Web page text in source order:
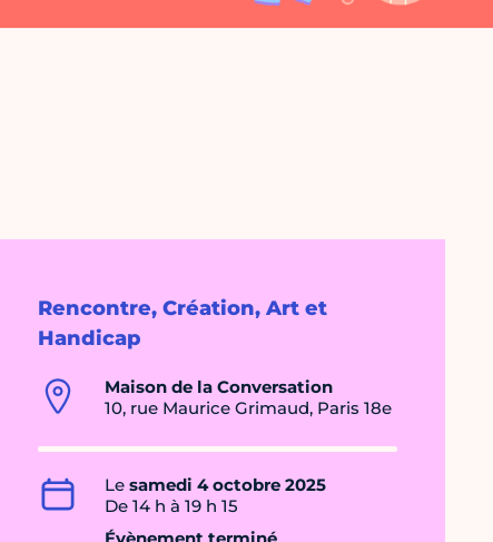
Rencontre, Création, Art et
Handicap
Maison de la Conversation
10, rue Maurice Grimaud, Paris 18e
Le samedi 4 octobre 2025
De 14 h à 19 h 15